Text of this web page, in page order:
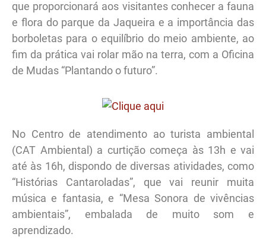
que proporcionará aos visitantes conhecer a fauna
e flora do parque da Jaqueira e a importância das
borboletas para o equilíbrio do meio ambiente, ao
fim da prática vai rolar mão na terra, com a Oficina
de Mudas “Plantando o futuro”.
No Centro de atendimento ao turista ambiental
(CAT Ambiental) a curtição começa às 13h e vai
até às 16h, dispondo de diversas atividades, como
“Histórias Cantaroladas”, que vai reunir muita
música e fantasia, e “Mesa Sonora de vivências
ambientais”, embalada de muito som e
aprendizado.